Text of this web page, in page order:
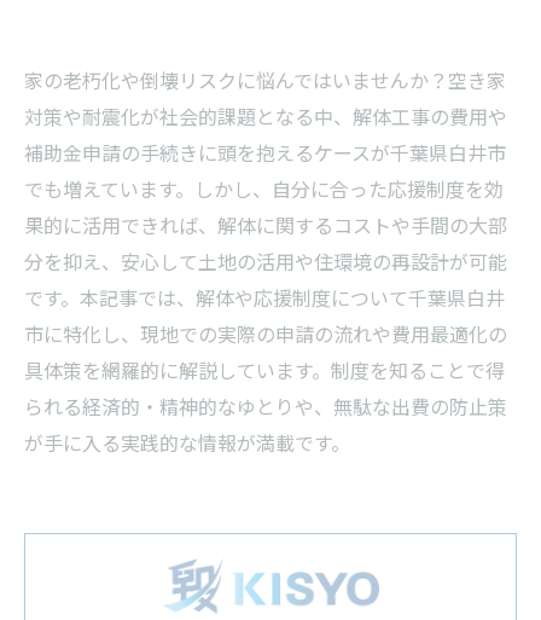
家の老朽化や倒壊リスクに悩んではいませんか？空き家
対策や耐震化が社会的課題となる中、解体工事の費用や
補助金申請の手続きに頭を抱えるケースが千葉県白井市
でも増えています。しかし、自分に合った応援制度を効
果的に活用できれば、解体に関するコストや手間の大部
分を抑え、安心して土地の活用や住環境の再設計が可能
です。本記事では、解体や応援制度について千葉県白井
市に特化し、現地での実際の申請の流れや費用最適化の
具体策を網羅的に解説しています。制度を知ることで得
られる経済的・精神的なゆとりや、無駄な出費の防止策
が手に入る実践的な情報が満載です。